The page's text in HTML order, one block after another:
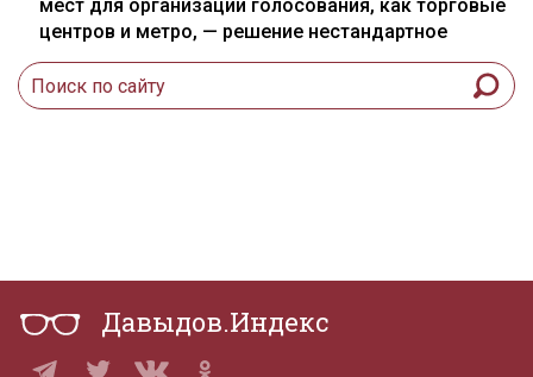
мест для организации голосования, как торговые
центров и метро, — решение нестандартное
Давыдов.Индекс